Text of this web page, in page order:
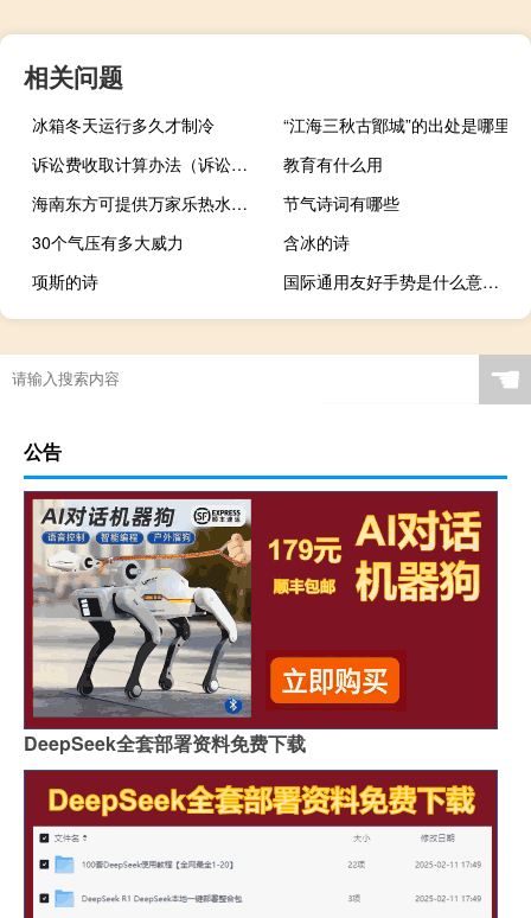
相关问题
冰箱冬天运行多久才制冷
“江海三秋古鄮城”的出处是哪里
诉讼费收取计算办法（诉讼费计算方法）
教育有什么用
海南东方可提供万家乐热水器维修服务地址在哪
节气诗词有哪些
30个气压有多大威力
含冰的诗
项斯的诗
国际通用友好手势是什么意思什么梗
☚
公告
DeepSeek全套部署资料免费下载